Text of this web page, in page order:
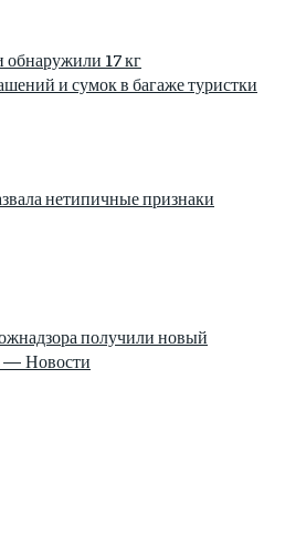
17 кг
и сумок в багаже туристки
нетипичные признаки
получили новый
— Новости